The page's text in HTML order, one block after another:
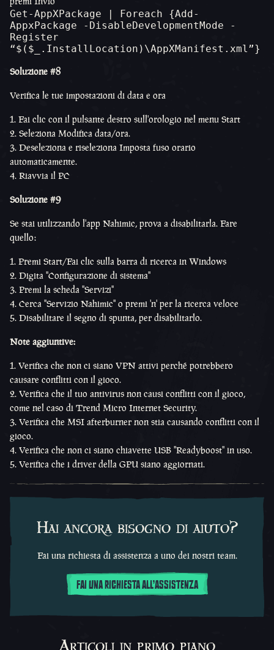
Get-AppXPackage | Foreach {Add-
AppxPackage -DisableDevelopmentMode -
Register
Soluzione #8
Verifica le tue impostazioni di data e ora
Fai clic con il pulsante destro sull'orologio nel menu Start
Seleziona Modifica data/ora.
Deseleziona e riseleziona Imposta fuso orario
automaticamente.
Riavvia il PC
Soluzione #9
Se stai utilizzando l'app Nahimic, prova a disabilitarla. Fare
quello:
Premi Start/Fai clic sulla barra di ricerca in Windows
Digita "Configurazione di sistema"
Premi la scheda "Servizi"
Cerca "Servizio Nahimic" o premi 'n' per la ricerca veloce
Disabilitare il segno di spunta, per disabilitarlo.
Note aggiuntive:
Verifica che non ci siano VPN attivi perché potrebbero
causare conflitti con il gioco.
Verifica che il tuo antivirus non causi conflitti con il gioco,
come nel caso di Trend Micro Internet Security.
Verifica che MSI afterburner non stia causando conflitti con il
gioco.
Verifica che non ci siano chiavette USB "Readyboost" in uso.
Verifica che i driver della GPU siano aggiornati.
Hai ancora bisogno di aiuto?
Fai una richiesta di assistenza a uno dei nostri team.
FAI UNA RICHIESTA ALL'ASSISTENZA